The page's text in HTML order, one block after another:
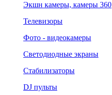
Экшн камеры, камеры 360
Телевизоры
Фото - видеокамеры
Светодиодные экраны
Стабилизаторы
DJ пульты